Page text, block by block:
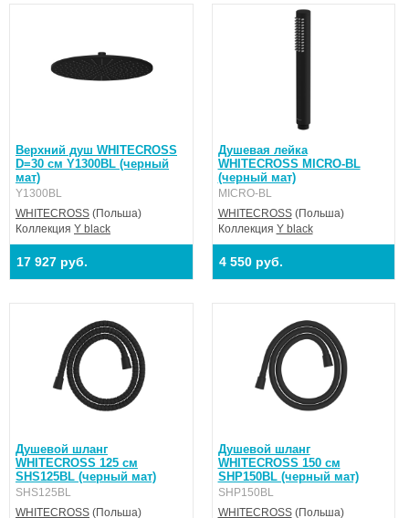
Верхний душ WHITECROSS
D=30 см Y1300BL (черный
мат)
Y1300BL
WHITECROSS (Польша)
Коллекция Y black
17 927 руб.
Душевая лейка
WHITECROSS MICRO-BL
(черный мат)
MICRO-BL
WHITECROSS(Польша)
Коллекция Y black
4 550 руб.
Душевой шланг
WHITECROSS 125 см
SHS125BL (черный мат)
SHS125BL
WHITECROSS (Польша)
Душевой шланг
WHITECROSS 150 см
SHP150BL (черный мат)
SHP150BL
WHITECROSS(Польша)